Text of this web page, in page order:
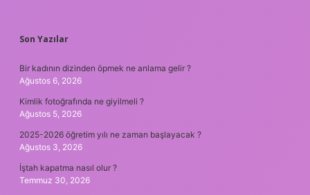
SIDEBAR
Son Yazılar
Bir kadının dizinden öpmek ne anlama gelir ?
Ağustos 6, 2026
Kimlik fotoğrafında ne giyilmeli ?
Ağustos 5, 2026
2025-2026 öğretim yılı ne zaman başlayacak ?
Ağustos 3, 2026
İştah kapatma nasıl olur ?
Temmuz 30, 2026